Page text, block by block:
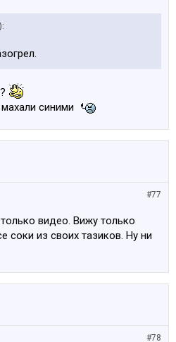
синими
#77
видео. Вижу только
из своих тазиков. Ну ни
#78